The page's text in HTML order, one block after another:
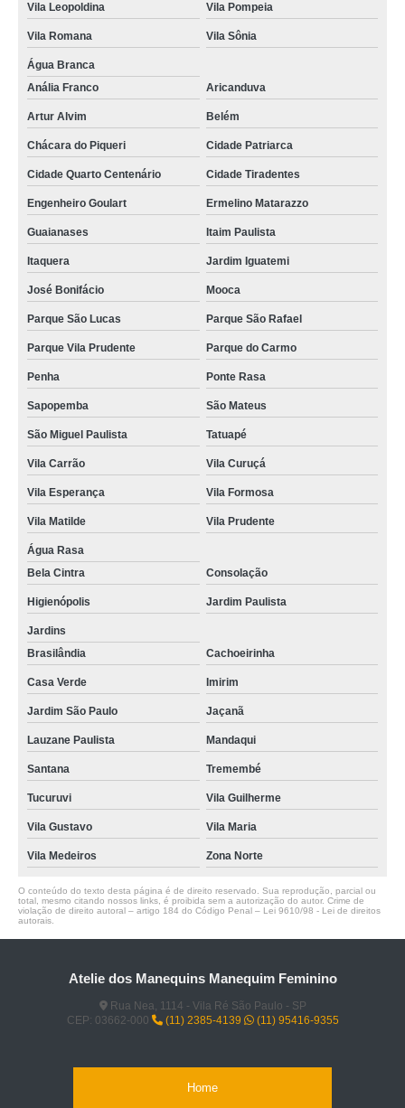
Vila Leopoldina Vila Pompeia
Vila Romana Vila Sônia
Água Branca
Anália Franco
Aricanduva
Artur Alvim Belém
Chácara do Piqueri Cidade Patriarca
Cidade Quarto Centenário Cidade Tiradentes
Engenheiro Goulart Ermelino Matarazzo
Guaianases Itaim Paulista
Itaquera Jardim Iguatemi
José Bonifácio Mooca
Parque São Lucas Parque São Rafael
Parque Vila Prudente Parque do Carmo
Penha Ponte Rasa
Sapopemba São Mateus
São Miguel Paulista Tatuapé
Vila Carrão Vila Curuçá
Vila Esperança Vila Formosa
Vila Matilde Vila Prudente
Água Rasa
Bela Cintra
Consolação
Higienópolis Jardim Paulista
Jardins
Brasilândia
Cachoeirinha
Casa Verde Imirim
Jardim São Paulo Jaçanã
Lauzane Paulista Mandaqui
Santana Tremembé
Tucuruvi Vila Guilherme
Vila Gustavo Vila Maria
Vila Medeiros Zona Norte
O conteúdo do texto desta página é de direito reservado. Sua reprodução, parcial ou
total, mesmo citando nossos links, é proibida sem a autorização do autor. Crime de
violação de direito autoral – artigo 184 do Código Penal – Lei 9610/98 - Lei de direitos
autorais
Atelie dos Manequins Manequim Feminino
Rua Nea, 1114 - Vila Ré São Paulo - SP
CEP: 03662-000
(11) 2385-4139 (11) 95416-9355
Home